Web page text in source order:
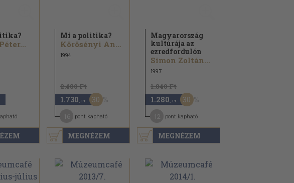
MEGNÉZEM
Mi a politika?
Körösényi András...
1994
2.480 Ft
1.730 ,-Ft 30
pont kapható
MEGNÉZEM
Magyarország
kultúrája az
ezredfordulón
Simon Zoltán...
1997
1.840 Ft
1.280 ,-Ft 30
pont kapható